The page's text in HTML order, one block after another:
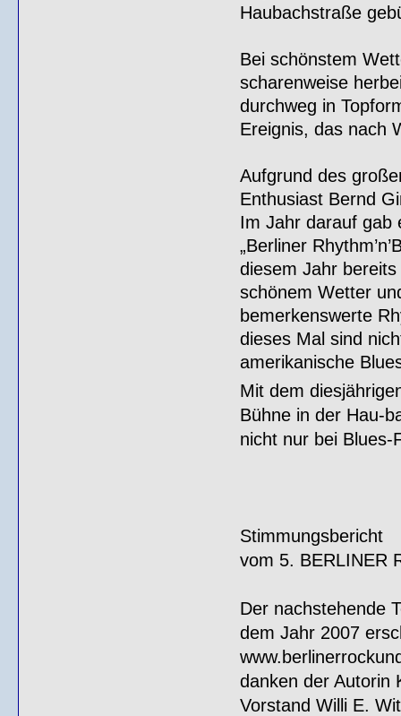
Haubachstraße
Bei schönstem
scharenweise
durchweg in
Ereignis, das nach
Aufgrund des
Enthusiast Bernd
Im Jahr darauf gab
„Berliner
diesem Jahr
schönem Wetter
bemerkenswerte
dieses Mal sind
amerikanische
Mit dem
Bühne in der Hau-
nicht nur bei Blues-
Stimmungsbericht
vom 5. BERLINER
Der nachstehende
dem Jahr 2007
danken der Autorin
Vorstand Willi E.